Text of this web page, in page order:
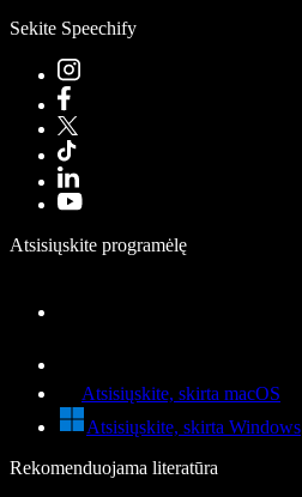
Sekite Speechify
Atsisiųskite programėlę
Atsisiųskite, skirta macOS
Atsisiųskite, skirta Windows
Rekomenduojama literatūra